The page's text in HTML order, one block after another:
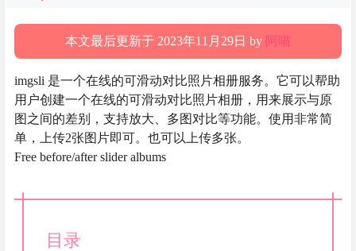
本文最后更新于 2023年11月29日 by 阿喵
imgsli 是一个在线的可滑动对比照片相册服务。它可以帮助
用户创建一个在线的可滑动对比照片相册，用来展示与原
图之间的差别，支持放大、多图对比等功能。使用非常简
单，上传2张图片即可。也可以上传多张。
Free before/after slider albums
目录